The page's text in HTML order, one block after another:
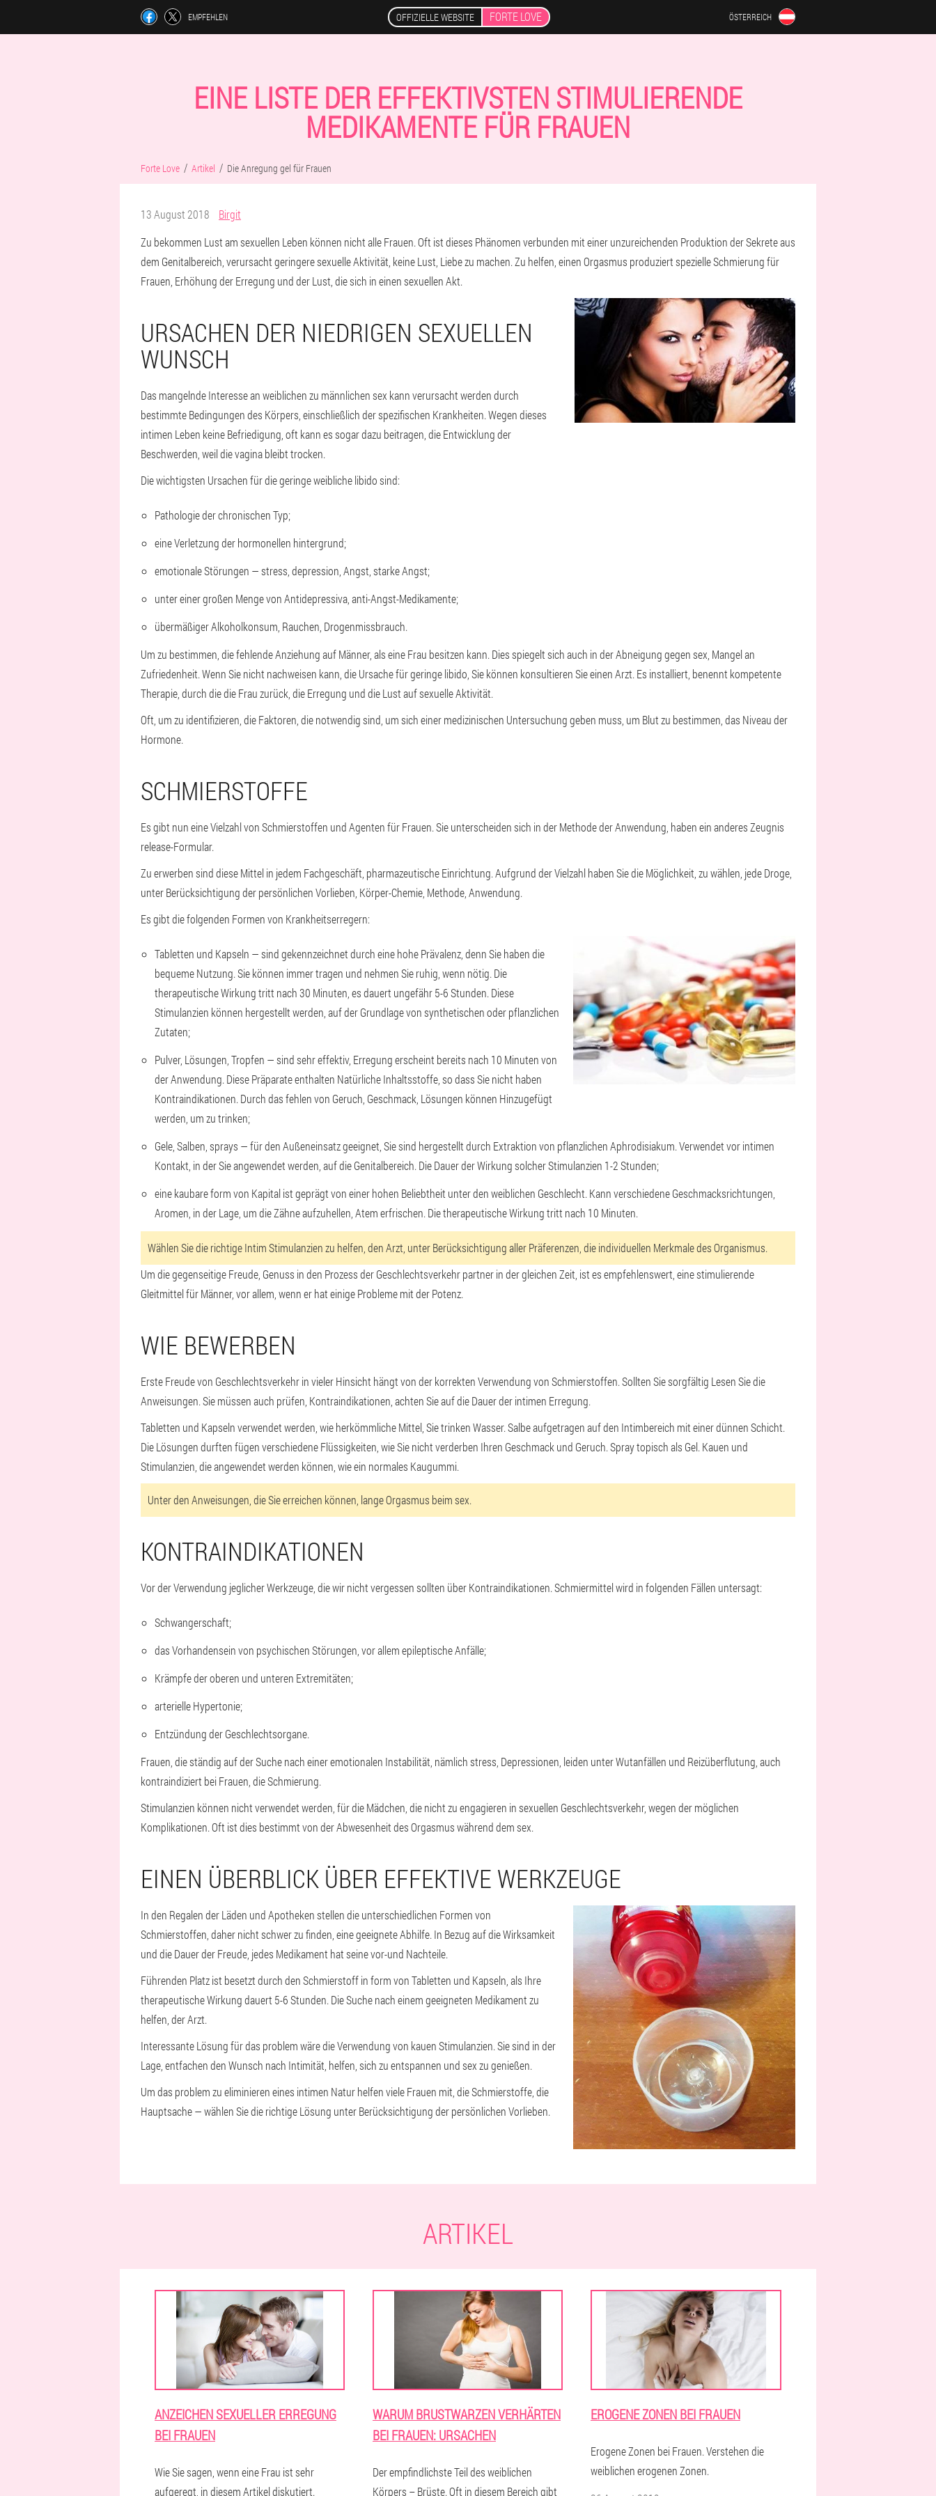
EMPFEHLEN OFFIZIELLE WEBSITE FORTE LOVE ÖSTERREICH
EINE LISTE DER EFFEKTIVSTEN STIMULIERENDE
MEDIKAMENTE FÜR FRAUEN
Forte Love Artikel Die Anregung gel für Frauen
13 August 2018
Birgit
Zu bekommen Lust am sexuellen Leben können nicht alle Frauen. Oft ist dieses Phänomen verbunden mit einer unzureichenden Produktion der Sekrete aus
dem Genitalbereich, verursacht geringere sexuelle Aktivität, keine Lust, Liebe zu machen. Zu helfen, einen Orgasmus produziert spezielle Schmierung für
Frauen, Erhöhung der Erregung und der Lust, die sich in einen sexuellen Akt.
URSACHEN DER NIEDRIGEN SEXUELLEN
WUNSCH
Das mangelnde Interesse an weiblichen zu männlichen sex kann verursacht werden durch
bestimmte Bedingungen des Körpers, einschließlich der spezifischen Krankheiten. Wegen dieses
intimen Leben keine Befriedigung, oft kann es sogar dazu beitragen, die Entwicklung der
Beschwerden, weil die vagina bleibt trocken.
Die wichtigsten Ursachen für die geringe weibliche libido sind:
Pathologie der chronischen Typ;
eine Verletzung der hormonellen hintergrund;
emotionale Störungen — stress, depression, Angst, starke Angst;
unter einer großen Menge von Antidepressiva, anti-Angst-Medikamente;
übermäßiger Alkoholkonsum, Rauchen, Drogenmissbrauch.
Um zu bestimmen, die fehlende Anziehung auf Männer, als eine Frau besitzen kann. Dies spiegelt sich auch in der Abneigung gegen sex, Mangel an
Zufriedenheit. Wenn Sie nicht nachweisen kann, die Ursache für geringe libido, Sie können konsultieren Sie einen Arzt. Es installiert, benennt kompetente
Therapie, durch die die Frau zurück, die Erregung und die Lust auf sexuelle Aktivität.
Oft, um zu identifizieren, die Faktoren, die notwendig sind, um sich einer medizinischen Untersuchung geben muss, um Blut zu bestimmen, das Niveau der
Hormone.
SCHMIERSTOFFE
Es gibt nun eine Vielzahl von Schmierstoffen und Agenten für Frauen. Sie unterscheiden sich in der Methode der Anwendung, haben ein anderes Zeugnis
release-Formular.
Zu erwerben sind diese Mittel in jedem Fachgeschäft, pharmazeutische Einrichtung. Aufgrund der Vielzahl haben Sie die Möglichkeit, zu wählen, jede Droge,
unter Berücksichtigung der persönlichen Vorlieben, Körper-Chemie, Methode, Anwendung.
Es gibt die folgenden Formen von Krankheitserregern:
Tabletten und Kapseln — sind gekennzeichnet durch eine hohe Prävalenz, denn Sie haben die
bequeme Nutzung. Sie können immer tragen und nehmen Sie ruhig, wenn nötig. Die
therapeutische Wirkung tritt nach 30 Minuten, es dauert ungefähr 5-6 Stunden. Diese
Stimulanzien können hergestellt werden, auf der Grundlage von synthetischen oder pflanzlichen
Zutaten;
Pulver, Lösungen, Tropfen — sind sehr effektiv, Erregung erscheint bereits nach 10 Minuten von
der Anwendung. Diese Präparate enthalten Natürliche Inhaltsstoffe, so dass Sie nicht haben
Kontraindikationen. Durch das fehlen von Geruch, Geschmack, Lösungen können Hinzugefügt
werden, um zu trinken;
Gele, Salben, sprays — für den Außeneinsatz geeignet, Sie sind hergestellt durch Extraktion von pflanzlichen Aphrodisiakum. Verwendet vor intimen
Kontakt, in der Sie angewendet werden, auf die Genitalbereich. Die Dauer der Wirkung solcher Stimulanzien 1-2 Stunden;
eine kaubare form von Kapital ist geprägt von einer hohen Beliebtheit unter den weiblichen Geschlecht. Kann verschiedene Geschmacksrichtungen,
Aromen, in der Lage, um die Zähne aufzuhellen, Atem erfrischen. Die therapeutische Wirkung tritt nach 10 Minuten.
Wählen Sie die richtige Intim Stimulanzien zu helfen, den Arzt, unter Berücksichtigung aller Präferenzen, die individuellen Merkmale des Organismus.
Um die gegenseitige Freude, Genuss in den Prozess der Geschlechtsverkehr partner in der gleichen Zeit, ist es empfehlenswert, eine stimulierende
Gleitmittel für Männer, vor allem, wenn er hat einige Probleme mit der Potenz.
WIE BEWERBEN
Erste Freude von Geschlechtsverkehr in vieler Hinsicht hängt von der korrekten Verwendung von Schmierstoffen. Sollten Sie sorgfältig Lesen Sie die
Anweisungen. Sie müssen auch prüfen, Kontraindikationen, achten Sie auf die Dauer der intimen Erregung.
Tabletten und Kapseln verwendet werden, wie herkömmliche Mittel, Sie trinken Wasser. Salbe aufgetragen auf den Intimbereich mit einer dünnen Schicht.
Die Lösungen durften fügen verschiedene Flüssigkeiten, wie Sie nicht verderben Ihren Geschmack und Geruch. Spray topisch als Gel. Kauen und
Stimulanzien, die angewendet werden können, wie ein normales Kaugummi.
Unter den Anweisungen, die Sie erreichen können, lange Orgasmus beim sex.
KONTRAINDIKATIONEN
Vor der Verwendung jeglicher Werkzeuge, die wir nicht vergessen sollten über Kontraindikationen. Schmiermittel wird in folgenden Fällen untersagt:
Schwangerschaft;
das Vorhandensein von psychischen Störungen, vor allem epileptische Anfälle;
Krämpfe der oberen und unteren Extremitäten;
arterielle Hypertonie;
Entzündung der Geschlechtsorgane.
Frauen, die ständig auf der Suche nach einer emotionalen Instabilität, nämlich stress, Depressionen, leiden unter Wutanfällen und Reizüberflutung, auch
kontraindiziert bei Frauen, die Schmierung.
Stimulanzien können nicht verwendet werden, für die Mädchen, die nicht zu engagieren in sexuellen Geschlechtsverkehr, wegen der möglichen
Komplikationen. Oft ist dies bestimmt von der Abwesenheit des Orgasmus während dem sex.
EINEN ÜBERBLICK ÜBER EFFEKTIVE WERKZEUGE
In den Regalen der Läden und Apotheken stellen die unterschiedlichen Formen von
Schmierstoffen, daher nicht schwer zu finden, eine geeignete Abhilfe. In Bezug auf die Wirksamkeit
und die Dauer der Freude, jedes Medikament hat seine vor-und Nachteile.
Führenden Platz ist besetzt durch den Schmierstoff in form von Tabletten und Kapseln, als Ihre
therapeutische Wirkung dauert 5-6 Stunden. Die Suche nach einem geeigneten Medikament zu
helfen, der Arzt.
Interessante Lösung für das problem wäre die Verwendung von kauen Stimulanzien. Sie sind in der
Lage, entfachen den Wunsch nach Intimität, helfen, sich zu entspannen und sex zu genießen.
Um das problem zu eliminieren eines intimen Natur helfen viele Frauen mit, die Schmierstoffe, die
Hauptsache — wählen Sie die richtige Lösung unter Berücksichtigung der persönlichen Vorlieben.
ARTIKEL
ANZEICHEN SEXUELLER ERREGUNG
BEI FRAUEN
Wie Sie sagen, wenn eine Frau ist sehr
aufgeregt, in diesem Artikel diskutiert.
WARUM BRUSTWARZEN VERHÄRTEN
BEI FRAUEN: URSACHEN
Der empfindlichste Teil des weiblichen
Körpers – Brüste. Oft in diesem Bereich gibt
EROGENE ZONEN BEI FRAUEN
Erogene Zonen bei Frauen. Verstehen die
weiblichen erogenen Zonen.